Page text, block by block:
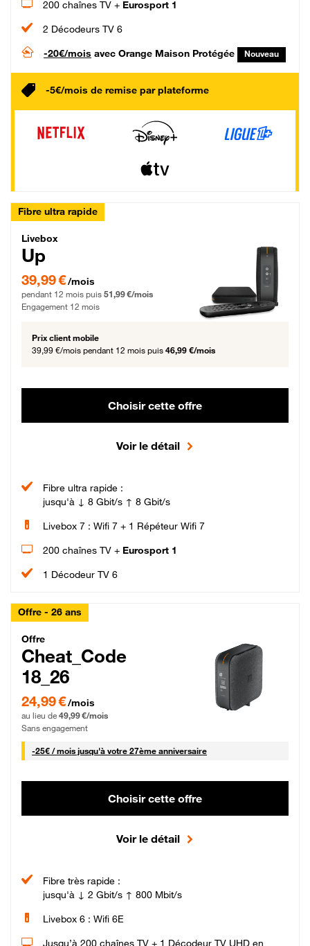
200 chaînes TV + Eurosport 1
2 Décodeurs TV 6
-20€/mois avec Orange Maison Protégée Nouveau
-5€/mois de remise par plateforme
Fibre ultra rapide
Livebox Up Fibre
Livebox
Up
39,99 € par mois pendant 12 mois puis 51,99 € par mois, Engagement 12 mois
39,99 €/mois
pendant 12 mois puis 51,99 €/mois
Engagement 12 mois
Prix client mobile
39,99 €/mois pendant 12 mois puis 46,99 €/mois
Choisir cette offre
Voir le détail
Fibre ultra rapide :
jusqu'à ↓ 8 Gbit/s ↑ 8 Gbit/s
Livebox 7 : Wifi 7 + 1 Répéteur Wifi 7
200 chaînes TV + Eurosport 1
1 Décodeur TV 6
Offre - 26 ans
Cheat_Code Fibre_18_26
Offre
Cheat_Code
18_26
24,99 € par mois pendant 0 mois puis 49,99 € par mois, Sans engagement
24,99 €/mois
au lieu de 49,99 €/mois
Sans engagement
-25€ / mois25 € par mois
jusqu'à votre 27ème anniversaire
Choisir cette offre
Voir le détail
Fibre très rapide :
jusqu'à ↓ 2 Gbit/s ↑ 800 Mbit/s
Livebox 6 : Wifi 6E
Jusqu’à 200 chaînes TV + 1 Décodeur TV UHD en